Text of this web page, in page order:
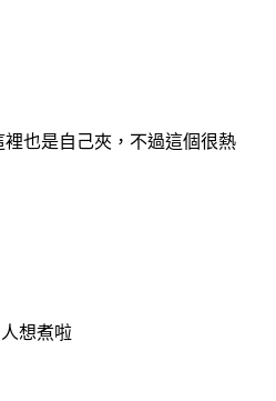
也是自己夾，不過這個很熱
想煮啦